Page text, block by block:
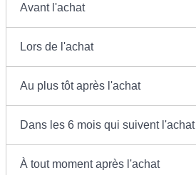
Avant l'achat
Lors de l'achat
Au plus tôt après l'achat
Dans les 6 mois qui suivent l'achat
À tout moment après l'achat